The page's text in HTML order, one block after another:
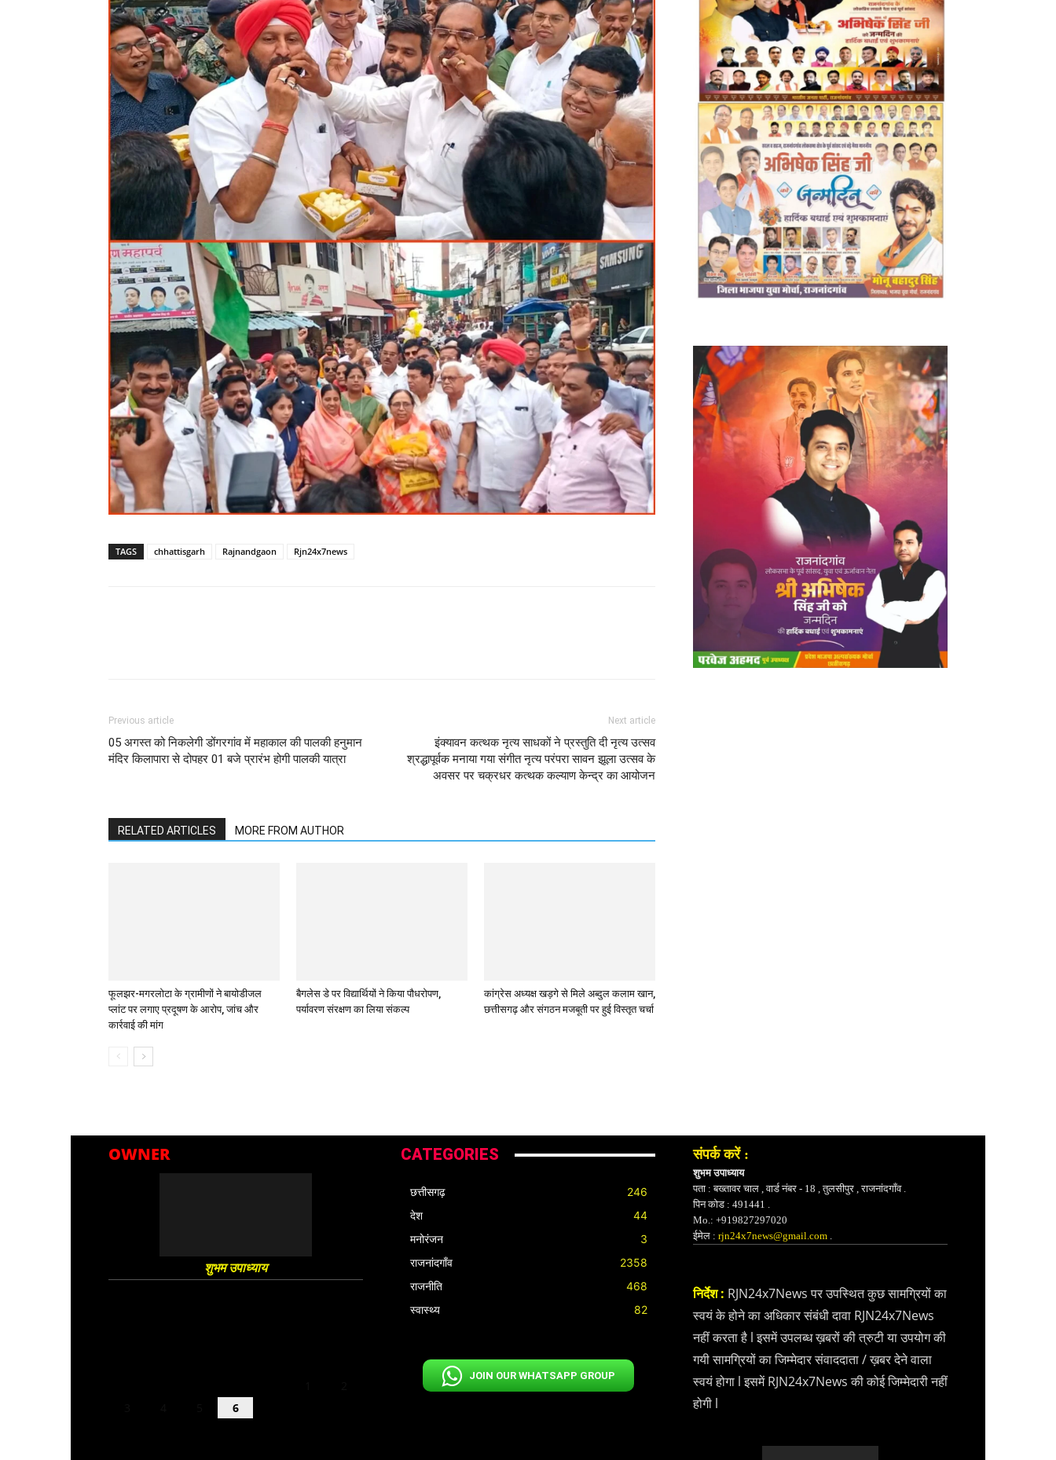
TAGS chhattisgarh Rajnandgaon Rjn24x7news
Previous article
05 अगस्त को निकलेगी डोंगरगांव में महाकाल की पालकी हनुमान
मंदिर किलापारा से दोपहर 01 बजे प्रारंभ होगी पालकी यात्रा
Next article
इंक्यावन कत्थक नृत्य साधकों ने प्रस्तुति दी नृत्य उत्सव
श्रद्धापूर्वक मनाया गया संगीत नृत्य परंपरा सावन झूला उत्सव के
अवसर पर चक्रधर कत्थक कल्याण केन्द्र का आयोजन
RELATED ARTICLES MORE FROM AUTHOR
फूलझर-मगरलोटा के ग्रामीणों ने बायोडीजल
प्लांट पर लगाए प्रदूषण के आरोप, जांच और
कार्रवाई की मांग
बैगलेस डे पर विद्यार्थियों ने किया पौधरोपण,
पर्यावरण संरक्षण का लिया संकल्प
कांग्रेस अध्यक्ष खड़गे से मिले अब्दुल कलाम खान,
छत्तीसगढ़ और संगठन मजबूती पर हुई विस्तृत चर्चा
OWNER
शुभम उपाध्याय
6
CATEGORIES
छत्तीसगढ़
246
देश
44
मनोरंजन
3
राजनांदगाँव
2358
राजनीति
468
स्वास्थ्य
82
JOIN OUR WHATSAPP GROUP
संपर्क करें :
शुभम उपाध्याय
पता : बख्तावर चाल , वार्ड नंबर - 18 , तुलसीपुर , राजनांदगाँव .
पिन कोड : 491441 .
Mo.: +919827297020
ईमेल : rjn24x7news@gmail.com .
निर्देश : RJN24x7News पर उपस्थित कुछ सामग्रियों का
स्वयं के होने का अधिकार संबंधी दावा RJN24x7News
नहीं करता है l इसमें उपलब्ध ख़बरों की त्रुटी या उपयोग की
गयी सामग्रियों का जिम्मेदार संवाददाता / ख़बर देने वाला
स्वयं होगा l इसमें RJN24x7News की कोई जिम्मेदारी नहीं
होगी l